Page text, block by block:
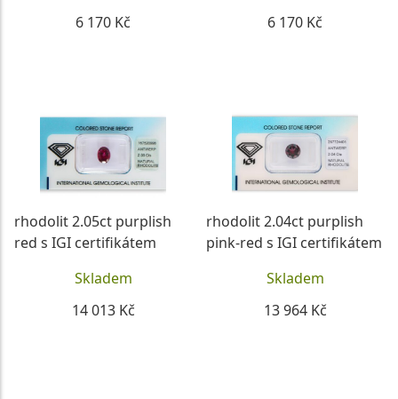
6 170 Kč
6 170 Kč
rhodolit 2.05ct purplish
red s IGI certifikátem
Skladem
14 013 Kč
rhodolit 2.04ct purplish
pink-red s IGI certifikátem
Skladem
13 964 Kč